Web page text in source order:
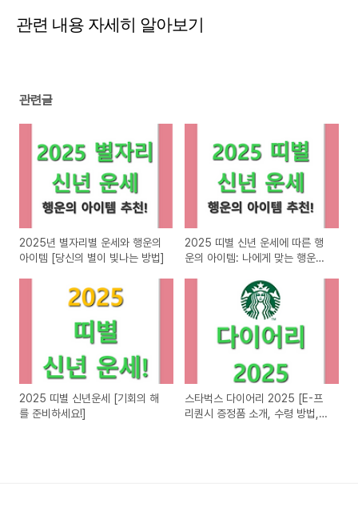
관련 내용 자세히 알아보기
관련글
2025년 별자리별 운세와 행운의
아이템 [당신의 별이 빛나는 방법]
2025 띠별 신년 운세에 따른 행
운의 아이템: 나에게 맞는 행운템
2025 띠별 신년운세 [기회의 해
를 준비하세요!]
스타벅스 다이어리 2025 [E-프
리퀀시 증정품 소개, 수령 방법,